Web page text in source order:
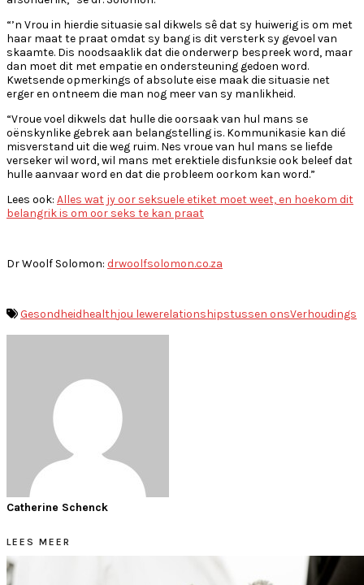
“’n Vrou in hierdie situasie sal dikwels sê dat sy huiwerig is om met
haar maat te praat omdat sy bang is dit versterk sy gevoel van
skaamte. Dis noodsaaklik dat die onderwerp bespreek word, maar
dan moet dit met empatie en ondersteuning gedoen word.
Kwetsende opmerkings of absolute eise maak die situasie net
erger en ontneem die man nog meer van sy manlikheid.
“Vroue voel dikwels dat hulle die oorsaak van hul mans se
oënskynlike gebrek aan belangstelling is. Kommunikasie kan dié
misverstand uit die weg ruim. Nes vroue van hul mans se liefde
verseker wil word, wil mans met erektiele disfunksie ook beleef dat
hulle aanvaar word en dat die probleem oorkom kan word.”
Lees ook: Alles wat jy oor seksuele etiket moet weet, en hoekom dit
belangrik is om oor seks te kan praat
Dr Woolf Solomon: drwoolfsolomon.co.za
Gesondheidhealthjou lewerelationshipstussen onsVerhoudings
Catherine Schenck
LEES MEER